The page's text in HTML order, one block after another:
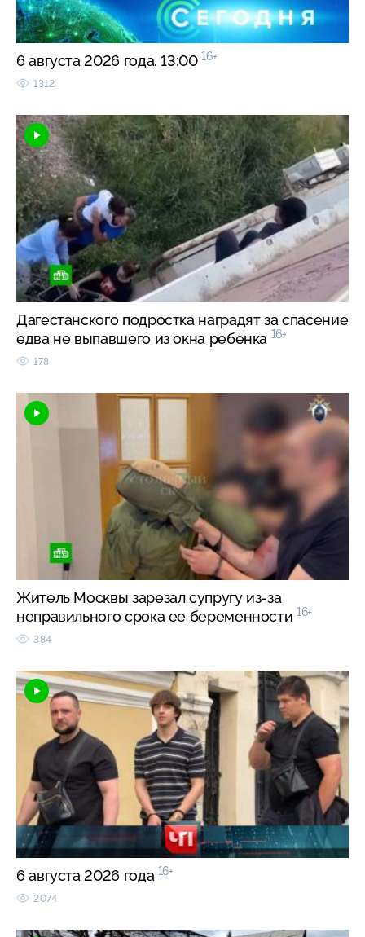
6 августа 2026 года. 13:00 16+
1312
Дагестанского подростка наградят за спасение
едва не выпавшего из окна ребенка 16+
178
Житель Москвы зарезал супругу из-за
неправильного срока ее беременности 16+
384
6 августа 2026 года 16+
2074